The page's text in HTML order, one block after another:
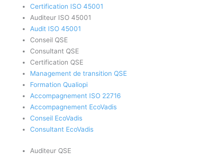
Certification ISO 45001
Auditeur ISO 45001
Audit ISO 45001
Conseil QSE
Consultant QSE
Certification QSE
Management de transition QSE
Formation Qualiopi
Accompagnement ISO 22716
Accompagnement EcoVadis
Conseil EcoVadis
Consultant EcoVadis
Auditeur QSE